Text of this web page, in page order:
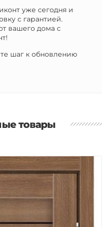
уже сегодня и
с гарантией.
вашего дома с
шаг к обновлению
товары